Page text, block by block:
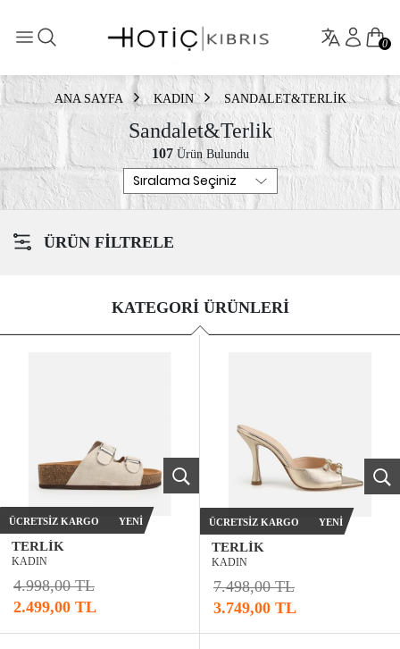
0
ANA SAYFA KADIN SANDALET&TERLIK
Sandalet&Terlik
107Ürün Bulundu
ÜRÜN FİLTRELE
KATEGORİ ÜRÜNLERİ
TERLIK
KADIN
4.998,00 TL
2.499,00 TL
ÜCRETSIZ KARGO YENI
TERLIK
KADIN
7.498,00 TL
3.749,00 TL
ÜCRETSIZ KARGO YENI